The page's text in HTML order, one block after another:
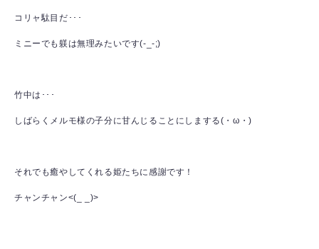
コリャ駄目だ･･･
ミニーでも躾は無理みたいです(-_-;)
竹中は･･･
しばらくメルモ様の子分に甘んじることにしまする(・ω・)
それでも癒やしてくれる姫たちに感謝です！
チャンチャン<(_ _)>